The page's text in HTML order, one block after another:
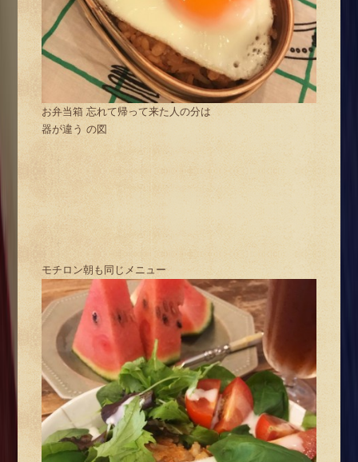
お弁当箱 忘れて帰って来た人の分は
器が違う の図
モチロン朝も同じメニュー